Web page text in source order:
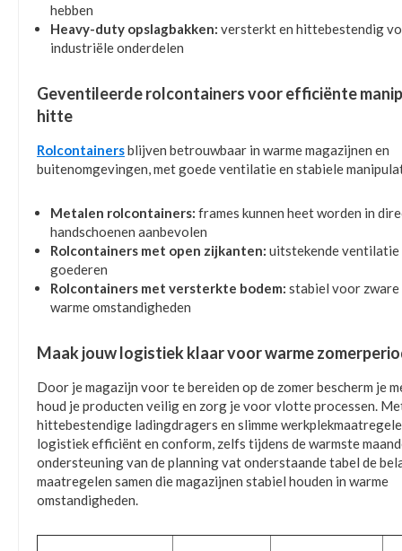
hebben
Heavy-duty opslagbakken: versterkt en hittebestendig
industriële onderdelen
Geventileerde rolcontainers voor efficiënte
hitte
Rolcontainersblijven betrouwbaar in warme magazijnen en
buitenomgevingen, met goede ventilatie en stabiele
Metalen rolcontainers: frames kunnen heet worden in
handschoenen aanbevolen
Rolcontainers met open zijkanten: uitstekende ventilatie
goederen
Rolcontainers met versterkte bodem: stabiel voor zware
warme omstandigheden
Maak jouw logistiek klaar voor warme
Door je magazijn voor te bereiden op de zomer bescherm je
houd je producten veilig en zorg je voor vlotte processen.
hittebestendige ladingdragers en slimme
logistiek efficiënt en conform, zelfs tijdens de warmste
ondersteuning van de planning vat onderstaande tabel de
maatregelen samen die magazijnen stabiel houden in warme
omstandigheden.